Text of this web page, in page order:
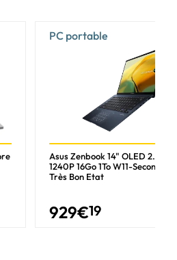
PC portable
Asus Zenbook 14" OLED 2.8K
1240P 16Go 1To W11-Seconde
Très Bon Etat
929€19